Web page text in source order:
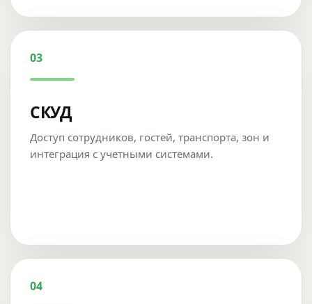
03
СКУД
Доступ сотрудников, гостей, транспорта, зон и
интеграция с учетными системами.
04